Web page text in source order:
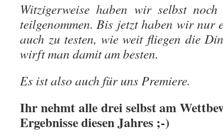
Witzigerweise haben wir selbst
teilgenommen. Bis jetzt haben wir nur
auch zu testen, wie weit fliegen die
wirft man damit am besten.
Es ist also auch für uns Premiere.
Ihr nehmt alle drei selbst am
Ergebnisse diesen Jahres ;-)